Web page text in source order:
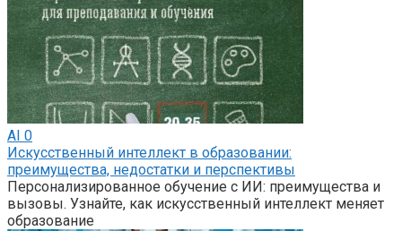
AI 0
Искусственный интеллект в образовании:
преимущества, недостатки и перспективы
Персонализированное обучение с ИИ: преимущества и
вызовы. Узнайте, как искусственный интеллект меняет
образование